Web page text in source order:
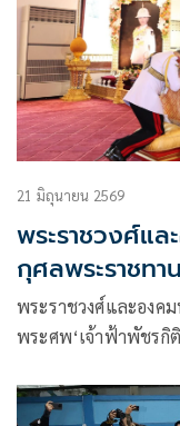
21 มิถุนายน 2569
พระราชวงศ์แ
กุศลพระราชท
พระราชวงศ์และองค
พระศพ‘เจ้าฟ้าพัชรกิ